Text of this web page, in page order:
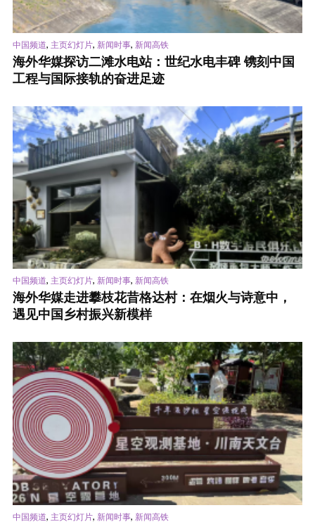
中国频道, 主页幻灯片, 新闻时事, 新闻高铁
海外华媒探访二滩水电站：世纪水电丰碑 镌刻中国
工程与国际接轨的奋进足迹
中国频道, 主页幻灯片, 新闻时事, 新闻高铁
海外华媒走进攀枝花昔格达村：在烟火与诗意中，
遇见中国乡村振兴新模样
中国频道, 主页幻灯片, 新闻时事, 新闻高铁